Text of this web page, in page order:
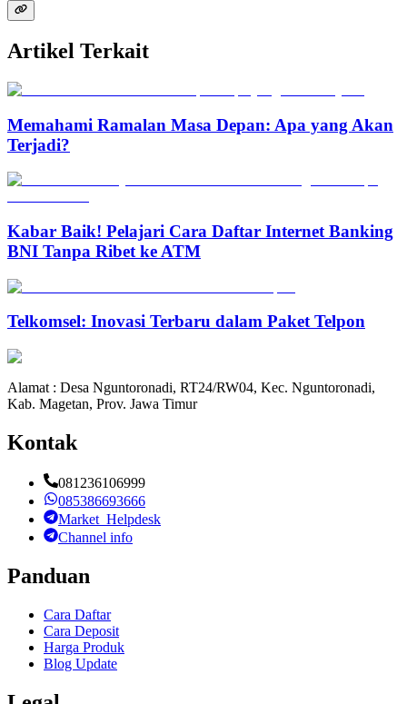
Artikel Terkait
Memahami Ramalan Masa Depan: Apa yang Akan
Terjadi?
Kabar Baik! Pelajari Cara Daftar Internet Banking
BNI Tanpa Ribet ke ATM
Telkomsel: Inovasi Terbaru dalam Paket Telpon
Alamat : Desa Nguntoronadi, RT24/RW04, Kec. Nguntoronadi,
Kab. Magetan, Prov. Jawa Timur
Kontak
081236106999
085386693666
Market_Helpdesk
Channel info
Panduan
Cara Daftar
Cara Deposit
Harga Produk
Blog Update